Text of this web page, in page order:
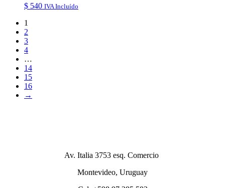
$ 540 IVA Incluído
1
2
3
4
…
14
15
16
→
Av. Italia 3753 esq. Comercio
Montevideo, Uruguay